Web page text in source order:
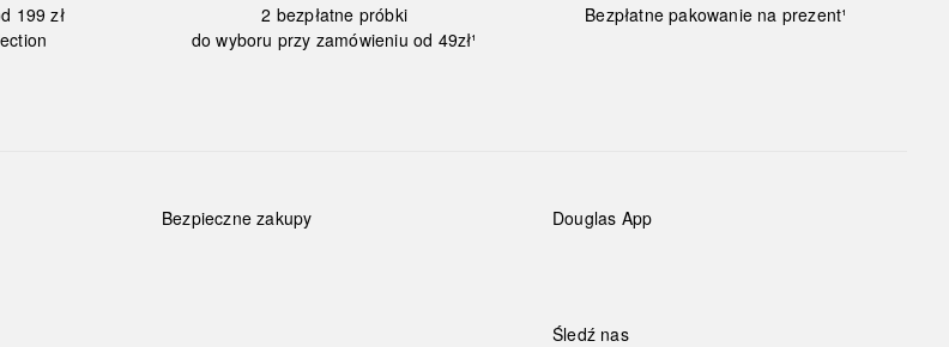
199 zł
2 bezpłatne próbki
do wyboru przy zamówieniu od 49zł¹
Bezpłatne pakowanie na prezent¹
Bezpieczne zakupy Douglas App
Śledź nas